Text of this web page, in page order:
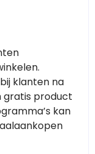
klanten na
gratis product
kan